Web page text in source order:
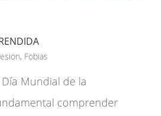
, Fobias
Mundial de la
comprender